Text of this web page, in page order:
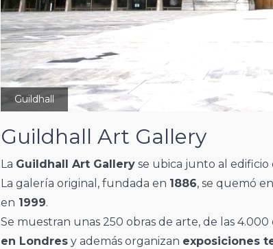
Guildhall
Guildhall Art Gallery
La Guildhall Art Gallery se ubica junto al
La galería original, fundada en 1886, se quemó
en 1999.
Se muestran unas 250 obras de arte, de las 4.000
en Londres y además organizan exposiciones